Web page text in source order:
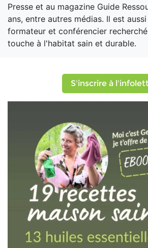
Presse et au magazine Guide
ans, entre autres médias. Il est
formateur et conférencier
touche à l'habitat sain et durable.
S'inscrire à